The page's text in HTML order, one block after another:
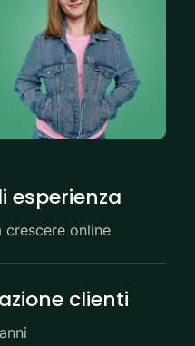
esperienza
crescere online
clienti